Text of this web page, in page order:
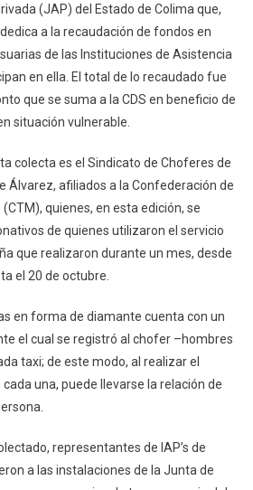
Asistencia
Privada
Realiza
Conteo
De
Del
Sindicato
(JAP) del Estado de Colima que,
a la recaudación de fondos en
de las Instituciones de Asistencia
en ella. El total de lo recaudado fue
que se suma a la CDS en beneficio de
situación vulnerable.
colecta es el Sindicato de Choferes de
Álvarez, afiliados a la Confederación de
quienes, en esta edición, se
de quienes utilizaron el servicio
que realizaron durante un mes, desde
el 20 de octubre.
en forma de diamante cuenta con un
el cual se registró al chofer –hombres
taxi; de este modo, al realizar el
una, puede llevarse la relación de
representantes de IAP’s de
a las instalaciones de la Junta de